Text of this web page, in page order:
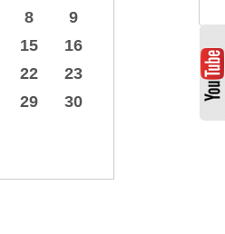
8
9
15
16
22
23
29
30